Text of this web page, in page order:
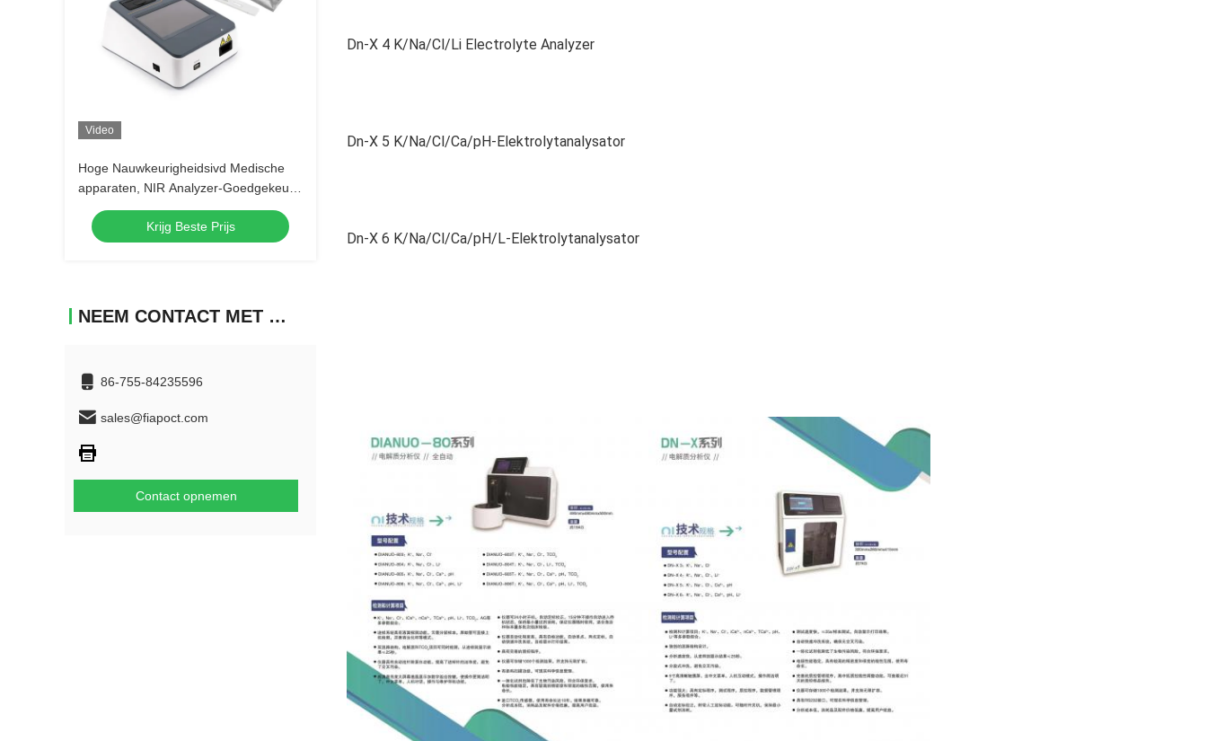
Video
Hoge Nauwkeurigheidsivd Medische
apparaten, NIR Analyzer-Goedgekeurd
Krijg Beste Prijs
NEEM CONTACT MET ONS OP
86-755-84235596
sales@fiapoct.com
Contact opnemen
Dn-X 4 K/Na/Cl/Li Electrolyte Analyzer
Dn-X 5 K/Na/Cl/Ca/pH-Elektrolytanalysator
Dn-X 6 K/Na/Cl/Ca/pH/L-Elektrolytanalysator